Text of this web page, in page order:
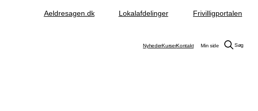
Aeldresagen.dk Lokalafdelinger Frivilligportalen
NyhederKurserKontakt Min side Søg